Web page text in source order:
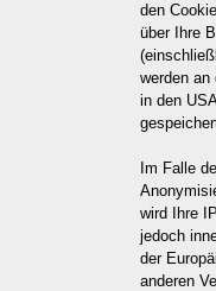
den
über Ihre
werden an
in den
Im Falle
wird Ihre
jedoch
der
anderen